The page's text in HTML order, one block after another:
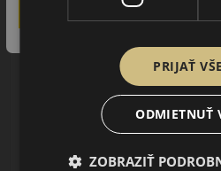
Údaje štítku EPREL:
PRIJAŤ
ODMIETNUŤ
ZOBRAZIŤ